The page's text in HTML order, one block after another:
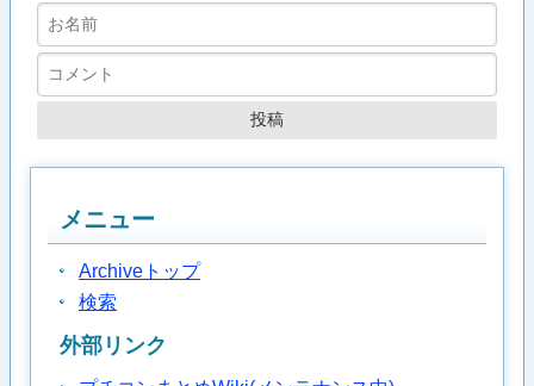
メニュー
Archiveトップ
検索
外部リンク